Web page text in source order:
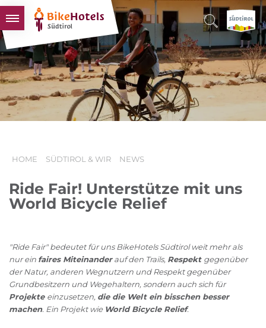
BIKEHOTELS
HOTELS & PAKETE
TOUREN & REVIERE
SÜDTIROL & WIR
HOME SÜDTIROL & WIR NEWS
Ride Fair! Unterstütze mit uns
World Bicycle Relief
"Ride Fair" bedeutet für uns BikeHotels Südtirol weit mehr als
nur ein faires Miteinanderauf den Trails, Respekt gegenüber
der Natur, anderen Wegnutzern und Respekt gegenüber
Grundbesitzern und Wegehaltern, sondern auch sich für
Projekte einzusetzen, die die Welt ein bisschen besser
machen. Ein Projekt wie World Bicycle Relief.